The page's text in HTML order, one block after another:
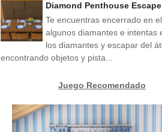
Diamond Penthouse Escape
Te encuentras encerrado en
algunos diamantes e intentas
los diamantes y escapar del
encontrando objetos y pista...
Juego Recomendado